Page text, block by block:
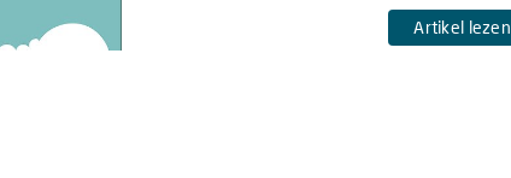
Artikel lezen